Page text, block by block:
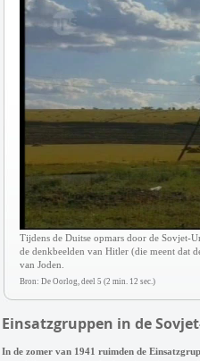
Tijdens de Duitse opmars door de Sovjet-
de denkbeelden van Hitler (die meent dat
van Joden.
Bron: De Oorlog, deel 5 (2 min. 12 sec.)
Einsatzgruppen in de
In de zomer van 1941 ruimden de